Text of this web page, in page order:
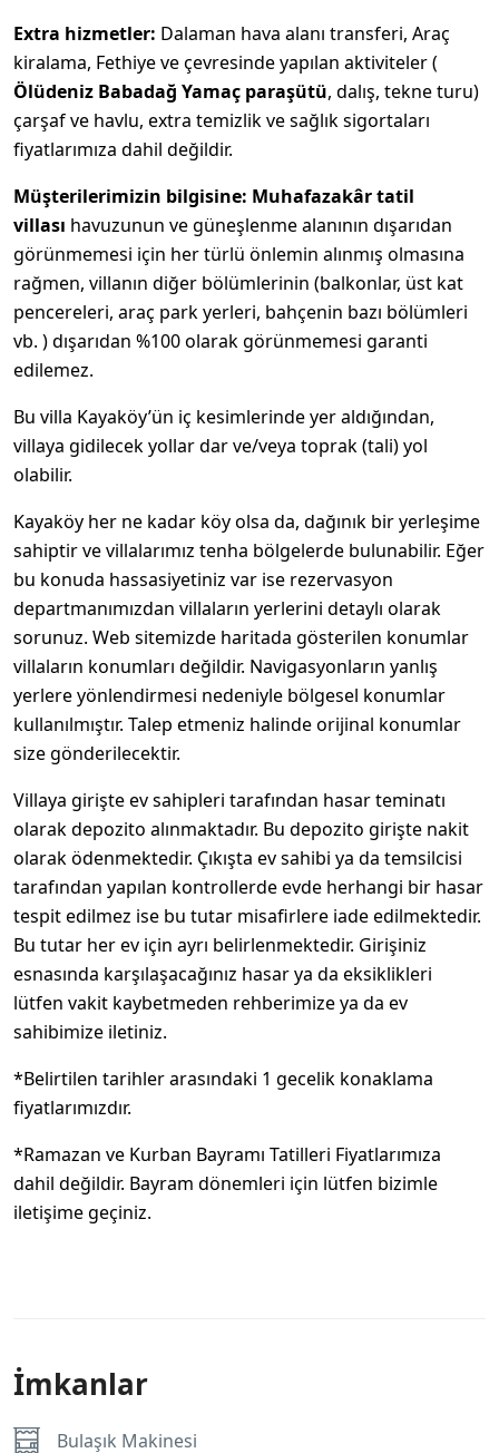
Extra hizmetler: Dalaman hava alanı transferi, Araç
kiralama, Fethiye ve çevresinde yapılan aktiviteler (
Ölüdeniz Babadağ Yamaç paraşütü, dalış, tekne turu)
çarşaf ve havlu, extra temizlik ve sağlık sigortaları
fiyatlarımıza dahil değildir.
Müşterilerimizin bilgisine: Muhafazakâr tatil
villası havuzunun ve güneşlenme alanının dışarıdan
görünmemesi için her türlü önlemin alınmış olmasına
rağmen, villanın diğer bölümlerinin (balkonlar, üst kat
pencereleri, araç park yerleri, bahçenin bazı bölümleri
vb. ) dışarıdan %100 olarak görünmemesi garanti
edilemez.
Bu villa Kayaköy’ün iç kesimlerinde yer aldığından,
villaya gidilecek yollar dar ve/veya toprak (tali) yol
olabilir.
Kayaköy her ne kadar köy olsa da, dağınık bir yerleşime
sahiptir ve villalarımız tenha bölgelerde bulunabilir. Eğer
bu konuda hassasiyetiniz var ise rezervasyon
departmanımızdan villaların yerlerini detaylı olarak
sorunuz. Web sitemizde haritada gösterilen konumlar
villaların konumları değildir. Navigasyonların yanlış
yerlere yönlendirmesi nedeniyle bölgesel konumlar
kullanılmıştır. Talep etmeniz halinde orijinal konumlar
size gönderilecektir.
Villaya girişte ev sahipleri tarafından hasar teminatı
olarak depozito alınmaktadır. Bu depozito girişte nakit
olarak ödenmektedir. Çıkışta ev sahibi ya da temsilcisi
tarafından yapılan kontrollerde evde herhangi bir hasar
tespit edilmez ise bu tutar misafirlere iade edilmektedir.
Bu tutar her ev için ayrı belirlenmektedir. Girişiniz
esnasında karşılaşacağınız hasar ya da eksiklikleri
lütfen vakit kaybetmeden rehberimize ya da ev
sahibimize iletiniz.
*Belirtilen tarihler arasındaki 1 gecelik konaklama
fiyatlarımızdır.
*Ramazan ve Kurban Bayramı Tatilleri Fiyatlarımıza
dahil değildir. Bayram dönemleri için lütfen bizimle
iletişime geçiniz.
İmkanlar
Bulaşık Makinesi